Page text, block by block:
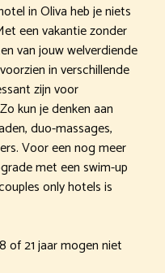
in Oliva heb je niets
een vakantie zonder
van jouw welverdiende
in verschillende
zijn voor
kun je denken aan
duo-massages,
Voor een nog meer
met een swim-up
only hotels is
of 21 jaar mogen niet